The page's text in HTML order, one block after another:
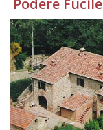
Podere Fucile